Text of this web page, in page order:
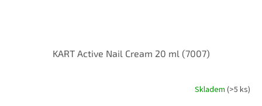
KART Active Nail Cream 20 ml (7007)
Skladem (>5 ks)